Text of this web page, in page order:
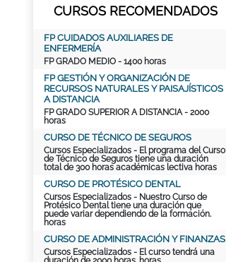
CURSOS RECOMENDADOS
FP CUIDADOS AUXILIARES DE
ENFERMERÍA
FP GRADO MEDIO - 1400 horas
FP GESTIÓN Y ORGANIZACIÓN DE
RECURSOS NATURALES Y PAISAJÍSTICOS
A DISTANCIA
FP GRADO SUPERIOR A DISTANCIA- 2000
horas
CURSO DE TÉCNICO DE SEGUROS
Cursos Especializados - El programa del Curso
de Técnico de Seguros tiene una duración
total de 300 horas académicas lectiva horas
CURSO DE PROTÉSICO DENTAL
Cursos Especializados - Nuestro Curso de
Protésico Dental tiene una duración que
puede variar dependiendo de la formación.
horas
CURSO DE ADMINISTRACIÓN Y FINANZAS
Cursos Especializados - El curso tendrá una